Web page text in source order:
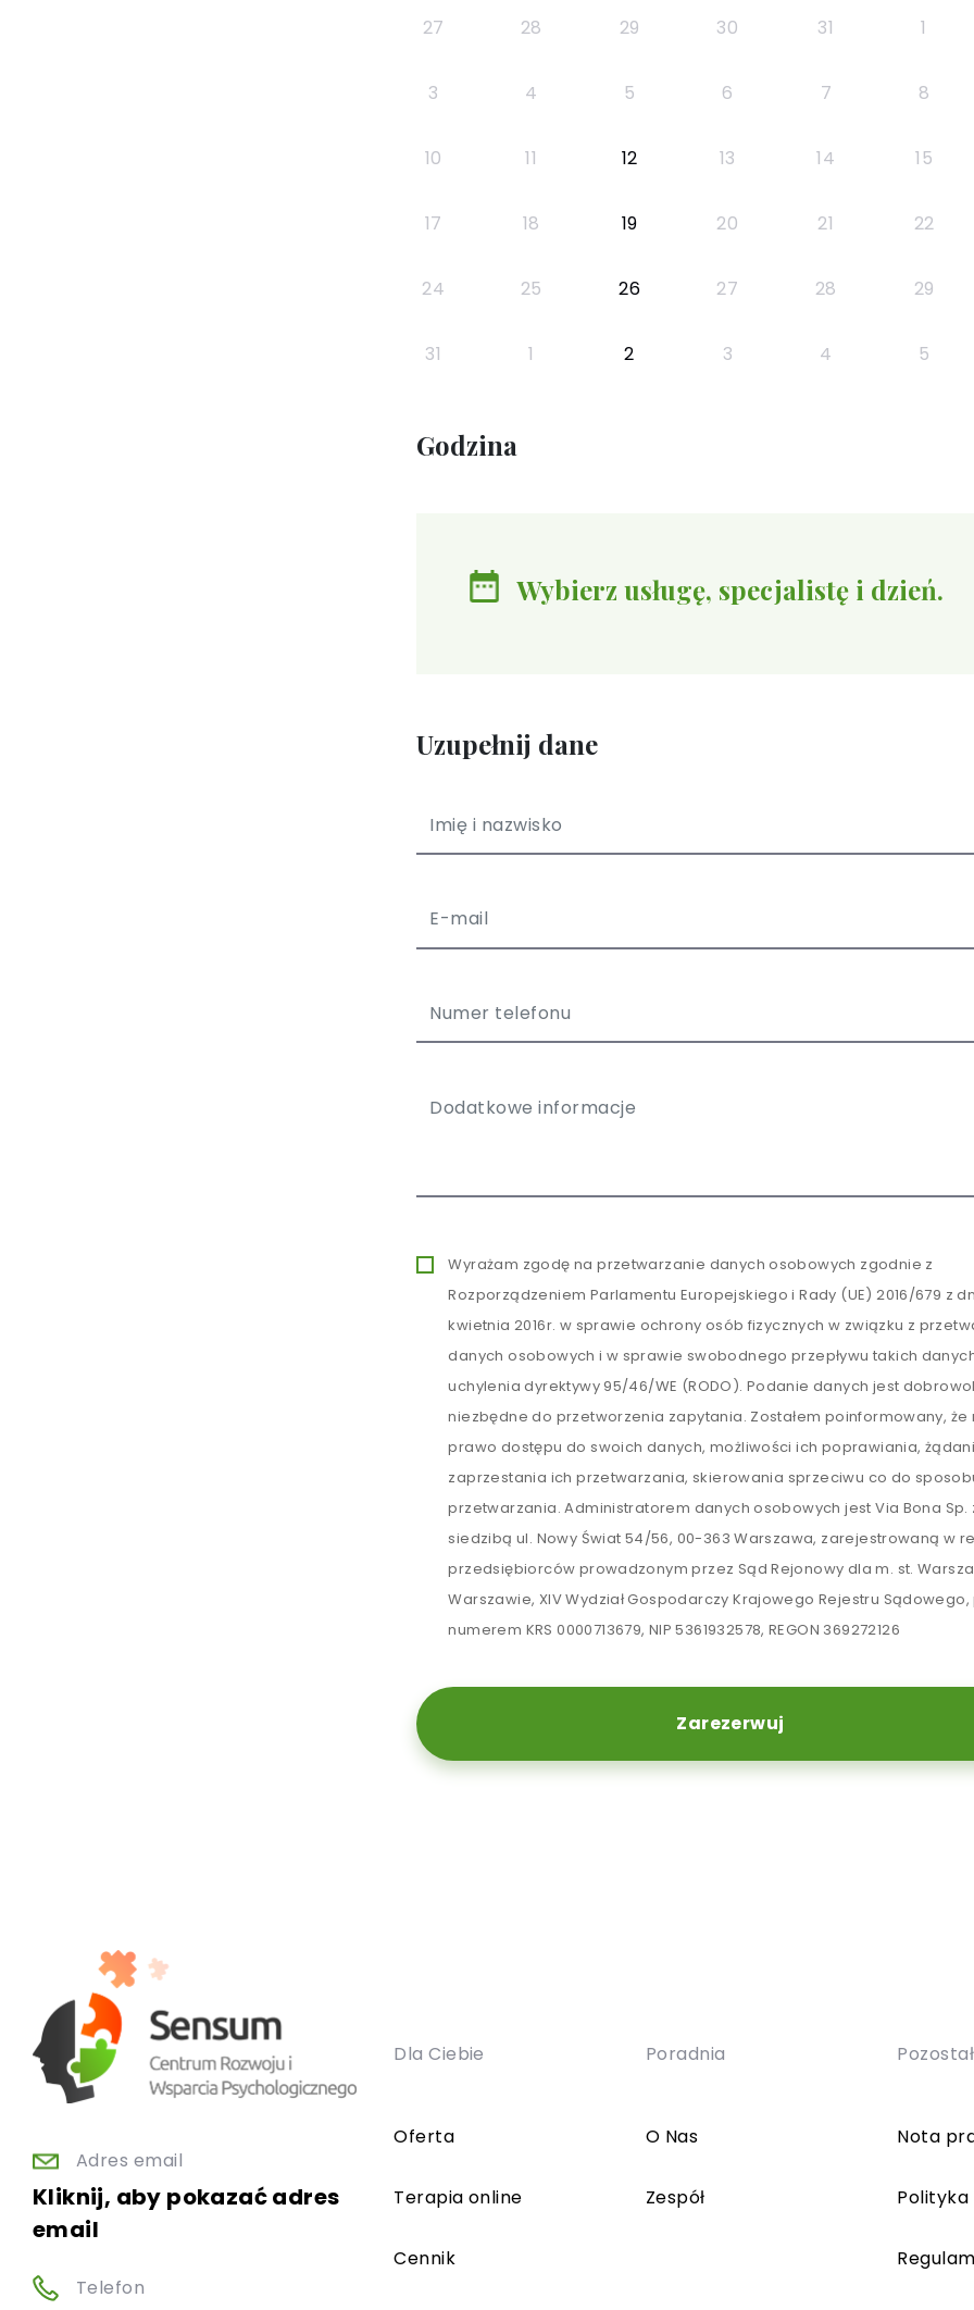
27 28 29 30 31 1
3 4 5 6 7 8
10 11 12 13 14 15
17 18 19 20 21 22
24 25 26 27 28 29
31 1 2 3 4 5
Godzina
Wybierz usługę, specjalistę i dzień.
Uzupełnij dane
Wyrażam zgodę na przetwarzanie danych osobowych zgodnie z
Rozporządzeniem Parlamentu Europejskiego i Rady (UE) 2016/679 z
kwietnia 2016r. w sprawie ochrony osób fizycznych w związku z
danych osobowych i w sprawie swobodnego przepływu takich
uchylenia dyrektywy 95/46/WE (RODO). Podanie danych jest
niezbędne do przetworzenia zapytania. Zostałem poinformowany, że
prawo dostępu do swoich danych, możliwości ich poprawiania,
zaprzestania ich przetwarzania, skierowania sprzeciwu co do
przetwarzania. Administratorem danych osobowych jest Via Bona Sp.
siedzibą ul. Nowy Świat 54/56, 00-363 Warszawa, zarejestrowaną w
przedsiębiorców prowadzonym przez Sąd Rejonowy dla m. st.
Warszawie, XIV Wydział Gospodarczy Krajowego Rejestru
numerem KRS 0000713679, NIP 5361932578, REGON 369272126
Zarezerwuj
Adres email
Kliknij, aby pokazać adres
email
Telefon
Dla Ciebie
Oferta
Terapia online
Cennik
Poradnia
O Nas
Zespół
Nota